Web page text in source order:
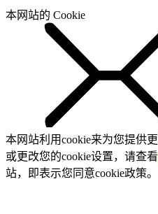
本网站的 Cookie
本网站利用cookie来为您提供
或更改您的cookie设置，请查看
站，即表示您同意cookie政策。